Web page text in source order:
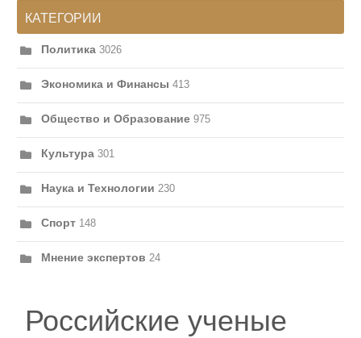
КАТЕГОРИИ
Политика 3026
Экономика и Финансы 413
Общество и Образование 975
Культура 301
Наука и Технологии 230
Спорт 148
Мнение экспертов 24
Российские ученые